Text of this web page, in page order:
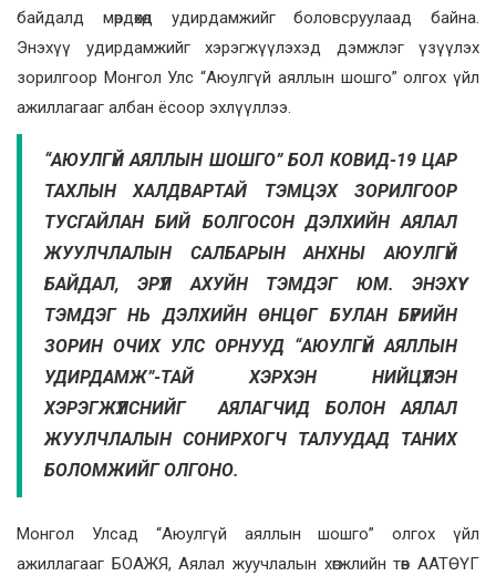
байдалд мөрдөхөд удирдамжийг боловсруулаад байна.
Энэхүү удирдамжийг хэрэгжүүлэхэд дэмжлэг үзүүлэх
зорилгоор Монгол Улс “Аюулгүй аяллын шошго” олгох үйл
ажиллагааг албан ёсоор эхлүүллээ.
“АЮУЛГҮЙ АЯЛЛЫН ШОШГО” БОЛ КОВИД-19 ЦАР
ТАХЛЫН ХАЛДВАРТАЙ ТЭМЦЭХ ЗОРИЛГООР
ТУСГАЙЛАН БИЙ БОЛГОСОН ДЭЛХИЙН АЯЛАЛ
ЖУУЛЧЛАЛЫН САЛБАРЫН АНХНЫ АЮУЛГҮЙ
БАЙДАЛ, ЭРҮҮЛ АХУЙН ТЭМДЭГ ЮМ. ЭНЭХҮҮ
ТЭМДЭГ НЬ ДЭЛХИЙН ӨНЦӨГ БУЛАН БҮРИЙН
ЗОРИН ОЧИХ УЛС ОРНУУД “АЮУЛГҮЙ АЯЛЛЫН
УДИРДАМЖ”-ТАЙ ХЭРХЭН НИЙЦҮҮЛЭН
ХЭРЭГЖҮҮЛСНИЙГ АЯЛАГЧИД БОЛОН АЯЛАЛ
ЖУУЛЧЛАЛЫН СОНИРХОГЧ ТАЛУУДАД ТАНИХ
БОЛОМЖИЙГ ОЛГОНО.
Монгол Улсад “Аюулгүй аяллын шошго” олгох үйл
ажиллагааг БОАЖЯ, Аялал жуучлалын хөгжлийн төв ААТӨҮГ